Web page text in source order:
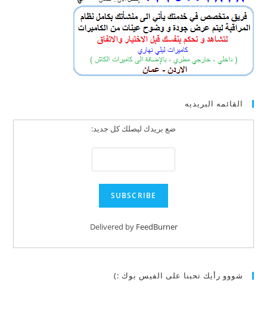
القائمه البريديه
ضع بريدك ليصلك كل جديد:
Delivered by FeedBurner
شووو رأيك تحبنا على الفيس بوك :)